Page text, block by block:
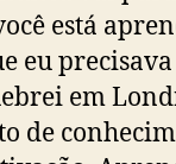
está
eu
em
de